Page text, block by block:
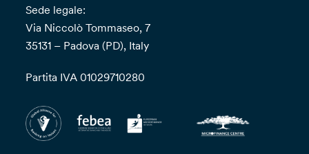
Sede legale:
Via Niccolò Tommaseo, 7
35131 – Padova (PD), Italy
Partita IVA 01029710280